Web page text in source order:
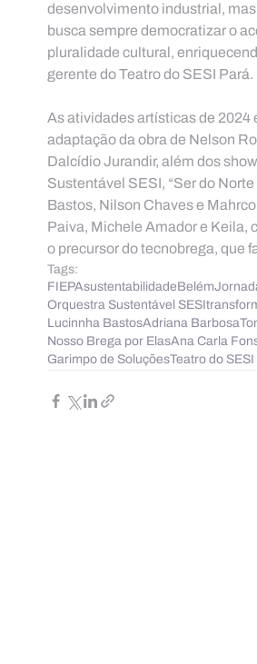
desenvolvimento industrial,
busca sempre democratizar o
pluralidade cultural,
gerente do Teatro do SESI Pará.
As atividades artísticas de 2024
adaptação da obra de Nelson
Dalcídio Jurandir, além dos
Sustentável SESI, “Ser do
Bastos, Nilson Chaves e
Paiva, Michele Amador e Keila,
o precursor do tecnobrega, que
Tags:
FIEPAsustentabilidadeBelém
Orquestra Sustentável SESI
Lucinnha BastosAdriana Barbosa
Nosso Brega por ElasAna Carla
Garimpo de SoluçõesTeatro do SESI